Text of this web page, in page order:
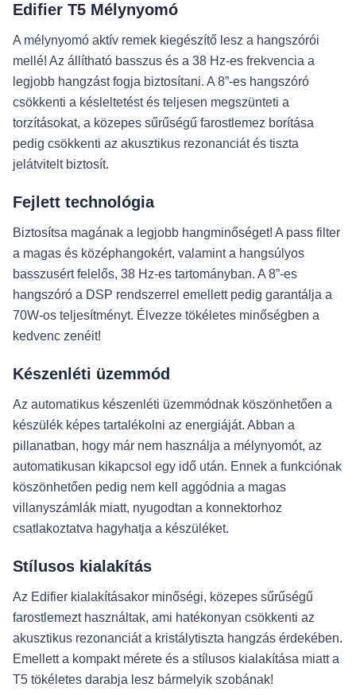
Edifier T5 Mélynyomó
A mélynyomó aktív remek kiegészítő lesz a hangszórói
mellé! Az állítható basszus és a 38 Hz-es frekvencia a
legjobb hangzást fogja biztosítani. A 8”-es hangszóró
csökkenti a késleltetést és teljesen megszünteti a
torzításokat, a közepes sűrűségű farostlemez borítása
pedig csökkenti az akusztikus rezonanciát és tiszta
jelátvitelt biztosít.
Fejlett technológia
Biztosítsa magának a legjobb hangminőséget! A pass filter
a magas és középhangokért, valamint a hangsúlyos
basszusért felelős, 38 Hz-es tartományban. A 8”-es
hangszóró a DSP rendszerrel emellett pedig garantálja a
70W-os teljesítményt. Élvezze tökéletes minőségben a
kedvenc zenéit!
Készenléti üzemmód
Az automatikus készenléti üzemmódnak köszönhetően a
készülék képes tartalékolni az energiáját. Abban a
pillanatban, hogy már nem használja a mélynyomót, az
automatikusan kikapcsol egy idő után. Ennek a funkciónak
köszönhetően pedig nem kell aggódnia a magas
villanyszámlák miatt, nyugodtan a konnektorhoz
csatlakoztatva hagyhatja a készüléket.
Stílusos kialakítás
Az Edifier kialakításakor minőségi, közepes sűrűségű
farostlemezt használtak, ami hatékonyan csökkenti az
akusztikus rezonanciát a kristálytiszta hangzás érdekében.
Emellett a kompakt mérete és a stílusos kialakítása miatt a
T5 tökéletes darabja lesz bármelyik szobának!